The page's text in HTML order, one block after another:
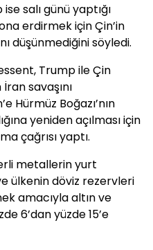
salı günü yaptığı
erdirmek için Çin’in
düşünmediğini söyledi.
Trump ile Çin
savaşını
Hürmüz Boğazı’nın
yeniden açılması için
çağrısı yaptı.
metallerin yurt
ülkenin döviz rezervleri
amacıyla altın ve
6’dan yüzde 15’e